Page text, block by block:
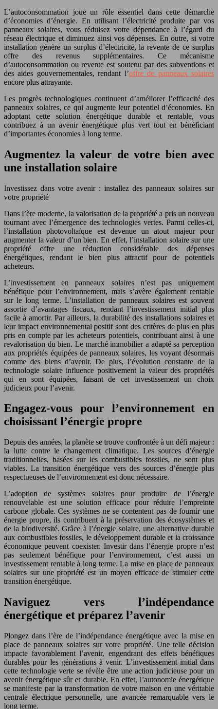
L’autoconsommation joue un rôle essentiel dans cette démarche
d’économies d’énergie. En utilisant l’électricité produite par vos
panneaux solaires, vous réduisez votre dépendance à l’égard du
réseau électrique et diminuez ainsi vos dépenses. En outre, si votre
installation génère un surplus d’électricité, la revente de ce surplus
offre des revenus supplémentaires. Ce mécanisme
d’autoconsommation ou revente est soutenu par des subventions et
des aides gouvernementales, rendant l’offre de panneaux solaires
encore plus attrayante.
Les progrès technologiques continuent d’améliorer l’efficacité des
panneaux solaires, ce qui augmente leur potentiel d’économies. En
adoptant cette solution énergétique durable et rentable, vous
contribuez à un avenir énergétique plus vert tout en bénéficiant
d’importantes économies à long terme.
Augmentez la valeur de votre bien avec
une installation solaire
Investissez dans votre avenir : installez des panneaux solaires sur
votre propriété
Dans l’ère moderne, la valorisation de la propriété a pris un nouveau
tournant avec l’émergence des technologies vertes. Parmi celles-ci,
l’installation photovoltaïque est devenue un atout majeur pour
augmenter la valeur d’un bien. En effet, l’installation solaire sur une
propriété offre une réduction considérable des dépenses
énergétiques, rendant le bien plus attractif pour de potentiels
acheteurs.
L’investissement en panneaux solaires n’est pas uniquement
bénéfique pour l’environnement, mais s’avère également rentable
sur le long terme. L’installation de panneaux solaires est souvent
assortie d’avantages fiscaux, rendant l’investissement initial plus
facile à amortir. Par ailleurs, la durabilité des installations solaires et
leur impact environnemental positif sont des critères de plus en plus
pris en compte par les acheteurs potentiels, contribuant ainsi à une
revalorisation du bien. Le marché immobilier a adapté sa perception
aux propriétés équipées de panneaux solaires, les voyant désormais
comme des biens d’avenir. De plus, l’évolution constante de la
technologie solaire influence positivement la valeur des propriétés
qui en sont équipées, faisant de cet investissement un choix
judicieux pour l’avenir.
Engagez-vous pour l’environnement en
choisissant l’énergie propre
Depuis des années, la planète se trouve confrontée à un défi majeur :
la lutte contre le changement climatique. Les sources d’énergie
traditionnelles, basées sur les combustibles fossiles, ne sont plus
viables. La transition énergétique vers des sources d’énergie plus
respectueuses de l’environnement est donc nécessaire.
L’adoption de systèmes solaires pour produire de l’énergie
renouvelable est une solution efficace pour réduire l’empreinte
carbone globale. Ces systèmes ne se contentent pas de fournir une
énergie propre, ils contribuent à la préservation des écosystèmes et
de la biodiversité. Grâce à l’énergie solaire, une alternative durable
aux combustibles fossiles, le développement durable et la croissance
économique peuvent coexister. Investir dans l’énergie propre n’est
pas seulement bénéfique pour l’environnement, c’est aussi un
investissement rentable à long terme. La mise en place de panneaux
solaires sur une propriété est un moyen efficace de stimuler cette
transition énergétique.
Naviguez vers l’indépendance
énergétique et préparez l’avenir
Plongez dans l’ère de l’indépendance énergétique avec la mise en
place de panneaux solaires sur votre propriété. Une telle décision
impacte favorablement l’avenir, engendrant des effets bénéfiques
durables pour les générations à venir. L’investissement initial dans
cette technologie verte se révèle être une action judicieuse pour un
avenir énergétique sûr et durable. En effet, l’autonomie énergétique
se manifeste par la transformation de votre maison en une véritable
centrale électrique personnelle, une avancée remarquable vers le
long terme.